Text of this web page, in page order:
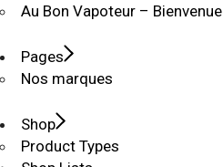
Au Bon Vapoteur – Bienvenue
Pages
Nos marques
Shop
Product Types